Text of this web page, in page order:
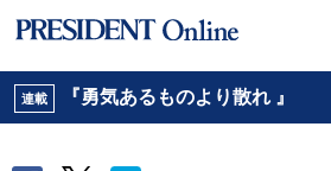
連載 『勇気あるものより散れ 』